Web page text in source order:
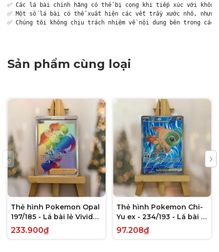
✅ Các lá bài chính hãng có thể bị cong khi tiếp xúc với
✅ Một số lá bài có thể xuất hiện các vết trầy xước nhỏ,
✅ Chúng tôi không chịu trách nhiệm về nội dung bên trong
Sản phẩm cùng loại
Thẻ hình Pokemon Opal
197/185 - Lá bài lẻ Vivid
Voltage Hyper Rare tiếng
Anh chính hãng
233.900₫
Thẻ hình Pokemon Chi-
Yu ex - 234/193 - Lá bài lẻ
Paldea Evolved Full Art
Secret Rare tiếng Anh
97.208₫